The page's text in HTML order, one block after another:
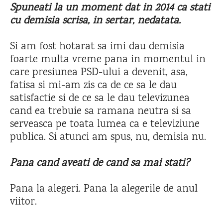
Spuneati la un moment dat in 2014 ca stati
cu demisia scrisa, in sertar, nedatata.
Si am fost hotarat sa imi dau demisia
foarte multa vreme pana in momentul in
care presiunea PSD-ului a devenit, asa,
fatisa si mi-am zis ca de ce sa le dau
satisfactie si de ce sa le dau televizunea
cand ea trebuie sa ramana neutra si sa
serveasca pe toata lumea ca e televiziune
publica. Si atunci am spus, nu, demisia nu.
Pana cand aveati de cand sa mai stati?
Pana la alegeri. Pana la alegerile de anul
viitor.